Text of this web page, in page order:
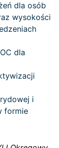
dla osób
wysokości
dla
i
formie